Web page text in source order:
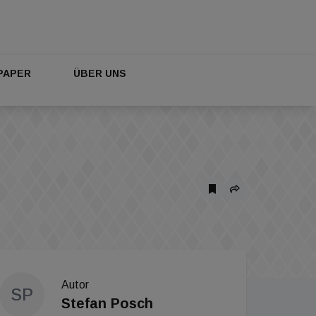
ÜBER UNS
SP
Autor
Stefan Posch